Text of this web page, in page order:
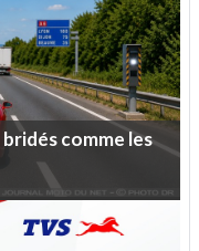
bridéscommeles